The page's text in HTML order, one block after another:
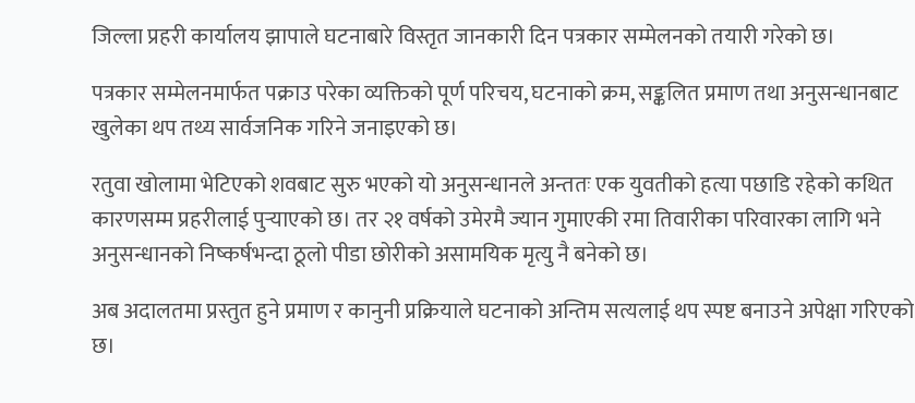
जिल्ला प्रहरी कार्यालय झापाले घटनाबारे विस्तृत जानकारी दिन पत्रकार सम्मेलनको तयारी गरेको छ।
पत्रकार सम्मेलनमार्फत पक्राउ परेका व्यक्तिको पूर्ण परिचय, घटनाको क्रम, सङ्कलित प्रमाण तथा अनुसन्धानबाट
खुलेका थप तथ्य सार्वजनिक गरिने जनाइएको छ।
रतुवा खोलामा भेटिएको शवबाट सुरु भएको यो अनुसन्धानले अन्ततः एक युवतीको हत्या पछाडि रहेको कथित
कारणसम्म प्रहरीलाई पुर्‍याएको छ। तर २१ वर्षको उमेरमै ज्यान गुमाएकी रमा तिवारीका परिवारका लागि भने
अनुसन्धानको निष्कर्षभन्दा ठूलो पीडा छोरीको असामयिक मृत्यु नै बनेको छ।
अब अदालतमा प्रस्तुत हुने प्रमाण र कानुनी प्रक्रियाले घटनाको अन्तिम सत्यलाई थप स्पष्ट बनाउने अपेक्षा गरिएको
छ।